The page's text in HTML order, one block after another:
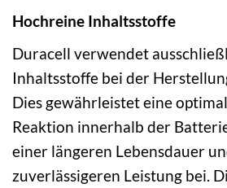
Hochreine Inhaltsstoffe
Duracell verwendet
Inhaltsstoffe bei der
Dies gewährleistet eine
Reaktion innerhalb der
einer längeren Lebensdauer
zuverlässigeren Leistung bei.